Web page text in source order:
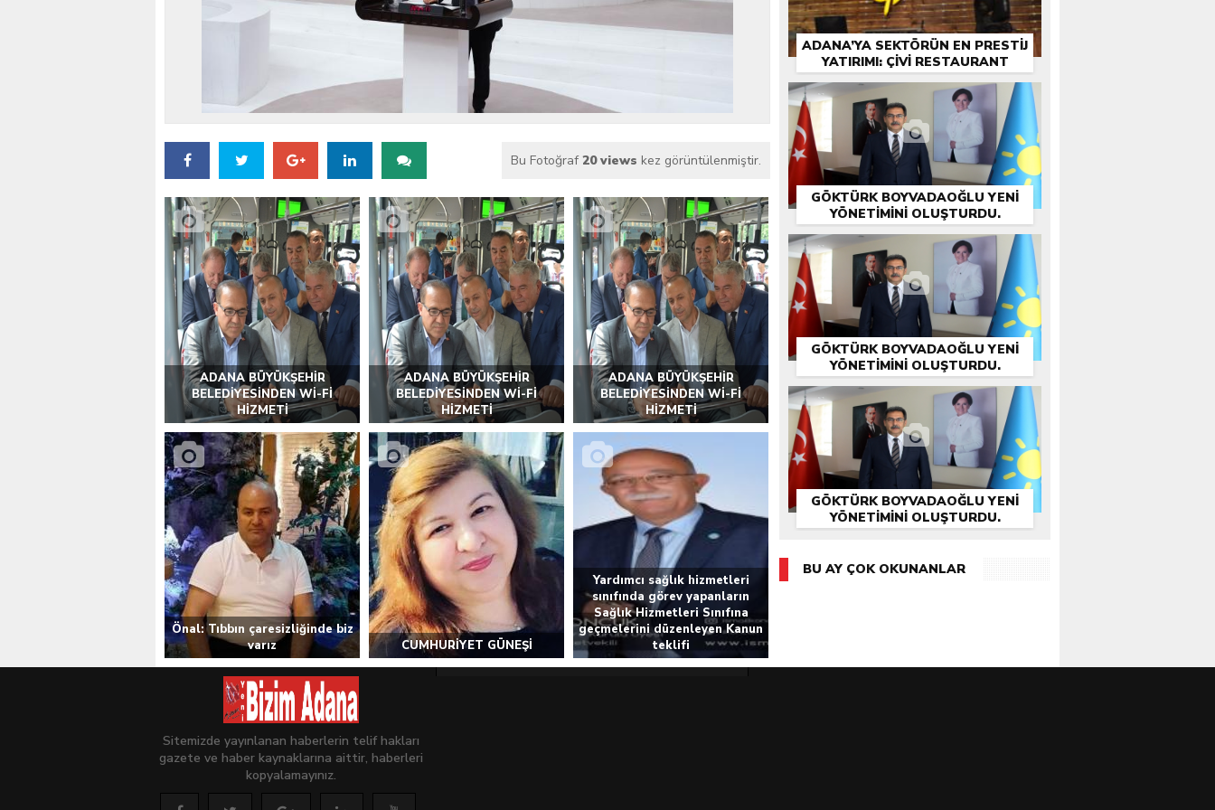
VALİ KÖŞGER SEYHAN İLÇEMİZ BARBAROS MAHALLESİ’NDE VATANDAŞLARLA BULUŞTU
Bu Fotoğraf20 views kez görüntülenmiştir.
ADANA BÜYÜKŞEHİR
BELEDİYESİNDEN Wİ-Fİ
HİZMETİ
ADANA BÜYÜKŞEHİR
BELEDİYESİNDEN Wİ-Fİ
HİZMETİ
ADANA BÜYÜKŞEHİR
BELEDİYESİNDEN Wİ-Fİ
HİZMETİ
Önal: Tıbbın çaresizliğinde biz
varız
CUMHURİYET GÜNEŞİ
Yardımcı sağlık hizmetleri
sınıfında görev yapanların
Sağlık Hizmetleri Sınıfına
geçmelerini düzenleyen Kanun
teklifi
ADANA’YA SEKTÖRÜN EN PRESTIJ
YATIRIMI: ÇİVİ RESTAURANT
GÖKTÜRK BOYVADAOĞLU YENİ
YÖNETİMİNİ OLUŞTURDU.
GÖKTÜRK BOYVADAOĞLU YENİ
YÖNETİMİNİ OLUŞTURDU.
GÖKTÜRK BOYVADAOĞLU YENİ
YÖNETİMİNİ OLUŞTURDU.
BU AY ÇOK OKUNANLAR
Sitemizde yayınlanan haberlerin telif hakları
gazete ve haber kaynaklarına aittir, haberleri
kopyalamayınız.